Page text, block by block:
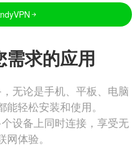
求的应用
无论是手机、平板、电脑
轻松安装和使用。
设备上同时连接，享受无
体验。